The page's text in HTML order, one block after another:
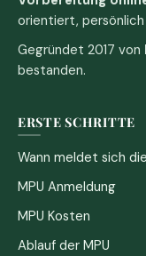
orientiert, persönlich
Gegründet 2017 von
bestanden.
ERSTE SCHRITTE
Wann meldet sich
MPU Anmeldung
MPU Kosten
Ablauf der MPU